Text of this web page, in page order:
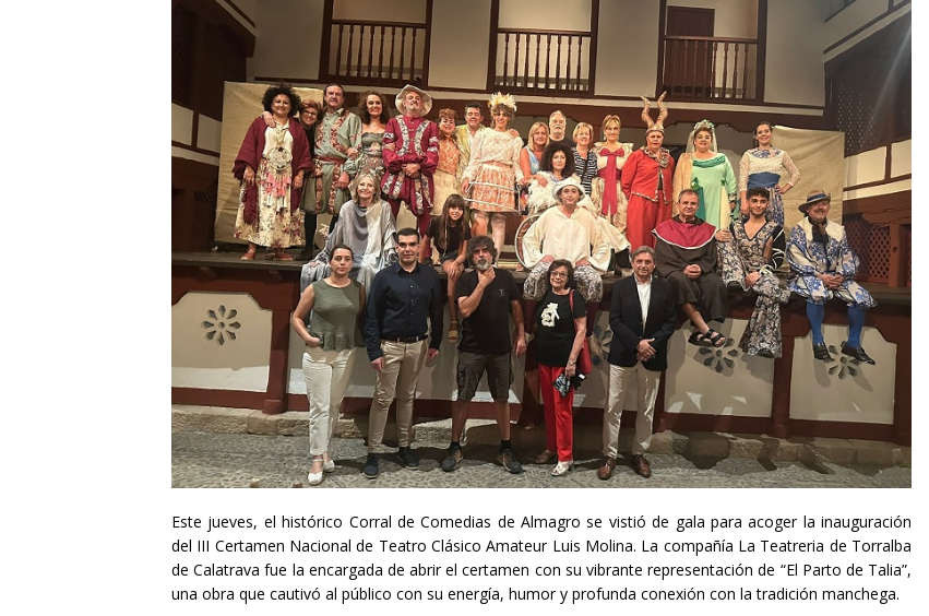
Este jueves, el histórico Corral de Comedias de Almagro se vistió de gala para acoger la inauguración
del III Certamen Nacional de Teatro Clásico Amateur Luis Molina. La compañía La Teatreria de Torralba
de Calatrava fue la encargada de abrir el certamen con su vibrante representación de “El Parto de Talia”,
una obra que cautivó al público con su energía, humor y profunda conexión con la tradición manchega.